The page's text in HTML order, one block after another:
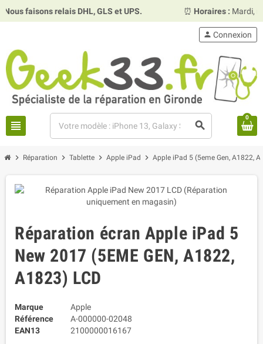
relais DHL, GLS et UPS. Horaires :Mardi, mercredi
view_headline search
person Connexion
0
chevron_right Réparation chevron_right Tablette chevron_right Apple iPad chevron_right Apple iPad 5 (5eme Gen, A1822,
Réparation écran Apple iPad 5
New 2017 (5EME GEN, A1822,
A1823) LCD
Marque
Apple
Référence
A-000000-02048
EAN13
2100000016167